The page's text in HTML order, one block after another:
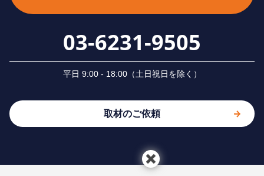
03-6231-9505
平⽇ 9:00 - 18:00（⼟⽇祝⽇を除く）
取材のご依頼